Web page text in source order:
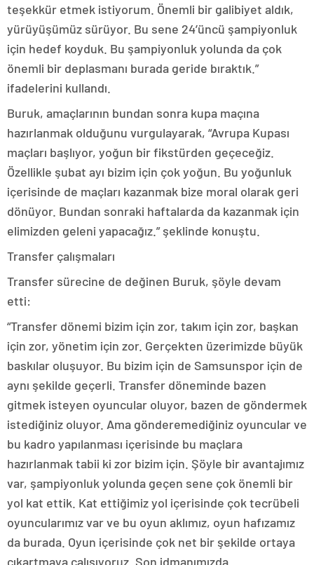
teşekkür etmek istiyorum. Önemli bir galibiyet aldık,
yürüyüşümüz sürüyor. Bu sene 24’üncü şampiyonluk
için hedef koyduk. Bu şampiyonluk yolunda da çok
önemli bir deplasmanı burada geride bıraktık.”
ifadelerini kullandı.
Buruk, amaçlarının bundan sonra kupa maçına
hazırlanmak olduğunu vurgulayarak, “Avrupa Kupası
maçları başlıyor, yoğun bir fikstürden geçeceğiz.
Özellikle şubat ayı bizim için çok yoğun. Bu yoğunluk
içerisinde de maçları kazanmak bize moral olarak geri
dönüyor. Bundan sonraki haftalarda da kazanmak için
elimizden geleni yapacağız.” şeklinde konuştu.
Transfer çalışmaları
Transfer sürecine de değinen Buruk, şöyle devam
etti:
“Transfer dönemi bizim için zor, takım için zor, başkan
için zor, yönetim için zor. Gerçekten üzerimizde büyük
baskılar oluşuyor. Bu bizim için de Samsunspor için de
aynı şekilde geçerli. Transfer döneminde bazen
gitmek isteyen oyuncular oluyor, bazen de göndermek
istediğiniz oluyor. Ama gönderemediğiniz oyuncular ve
bu kadro yapılanması içerisinde bu maçlara
hazırlanmak tabii ki zor bizim için. Şöyle bir avantajımız
var, şampiyonluk yolunda geçen sene çok önemli bir
yol kat ettik. Kat ettiğimiz yol içerisinde çok tecrübeli
oyuncularımız var ve bu oyun aklımız, oyun hafızamız
da burada. Oyun içerisinde çok net bir şekilde ortaya
çıkartmaya çalışıyoruz. Son idmanımızda